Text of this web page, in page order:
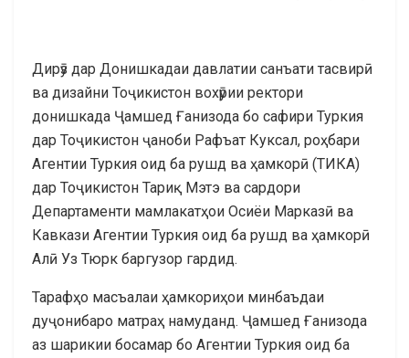
Дирӯз дар Донишкадаи давлатии санъати тасвирӣ
ва дизайни Тоҷикистон вохӯрии ректори
донишкада Ҷамшед Ғанизода бо сафири Туркия
дар Тоҷикистон ҷаноби Рафъат Куксал, роҳбари
Агентии Туркия оид ба рушд ва ҳамкорӣ (ТИКА)
дар Тоҷикистон Тариқ Мэтэ ва сардори
Департаменти мамлакатҳои Осиёи Марказӣ ва
Кавкази Агентии Туркия оид ба рушд ва ҳамкорӣ
Алӣ Уз Тюрк баргузор гардид.
Тарафҳо масъалаи ҳамкориҳои минбаъдаи
дуҷонибаро матраҳ намуданд. Ҷамшед Ғанизода
аз шарикии босамар бо Агентии Туркия оид ба